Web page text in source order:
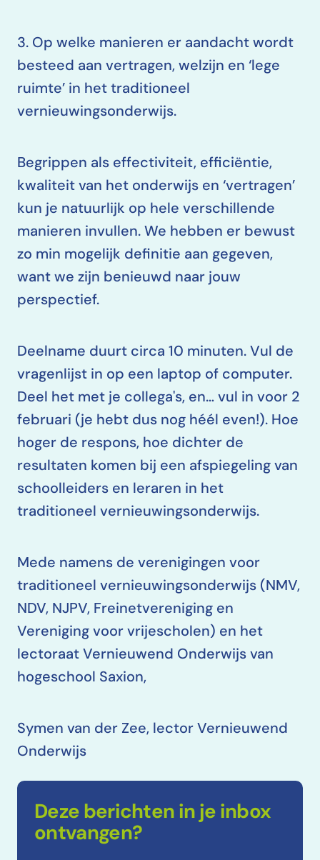
3. Op welke manieren er aandacht wordt
besteed aan vertragen, welzijn en ‘lege
ruimte’ in het traditioneel
vernieuwingsonderwijs.
Begrippen als effectiviteit, efficiëntie,
kwaliteit van het onderwijs en ‘vertragen’
kun je natuurlijk op hele verschillende
manieren invullen. We hebben er bewust
zo min mogelijk definitie aan gegeven,
want we zijn benieuwd naar jouw
perspectief.
Deelname duurt circa 10 minuten. Vul de
vragenlijst in op een laptop of computer.
Deel het met je collega's, en… vul in voor 2
februari (je hebt dus nog héél even!). Hoe
hoger de respons, hoe dichter de
resultaten komen bij een afspiegeling van
schoolleiders en leraren in het
traditioneel vernieuwingsonderwijs.
Mede namens de verenigingen voor
traditioneel vernieuwingsonderwijs (NMV,
NDV, NJPV, Freinetvereniging en
Vereniging voor vrijescholen) en het
lectoraat Vernieuwend Onderwijs van
hogeschool Saxion,
Symen van der Zee, lector Vernieuwend
Onderwijs
Deze berichten in je inbox
ontvangen?